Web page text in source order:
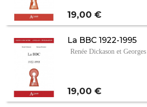
Prix
19,00 €
La BBC 1922-1995
Renée Dickason et
Prix
19,00 €